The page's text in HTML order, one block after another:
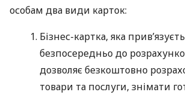
особам два види карток:
Бізнес-картка, яка
безпосередньо до
дозволяє безкоштовно
товари та послуги, знімати